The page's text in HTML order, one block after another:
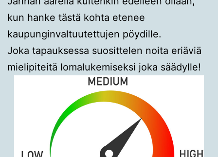
kun hanke tästä kohta etenee
kaupunginvaltuutettujen pöydille.
Joka tapauksessa suosittelen noita eriäviä
mielipiteitä lomalukemiseksi joka säädylle!